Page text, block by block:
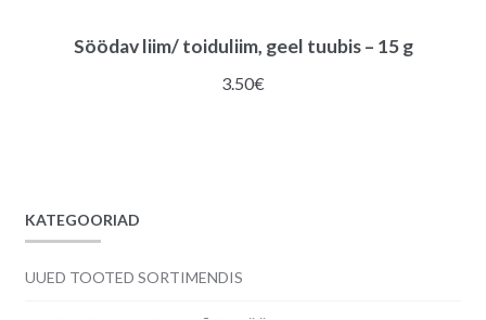
Söödav liim/ toiduliim, geel tuubis – 15 g
3.50€
KATEGOORIAD
UUED TOOTED SORTIMENDIS